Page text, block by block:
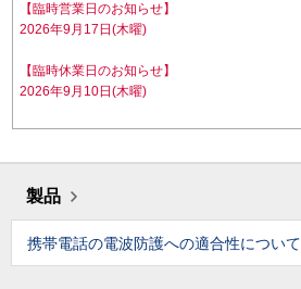
【臨時営業日のお知らせ】
2026年9月17日(木曜)
【臨時休業日のお知らせ】
2026年9月10日(木曜)
製品
携帯電話の電波防護への適合性について